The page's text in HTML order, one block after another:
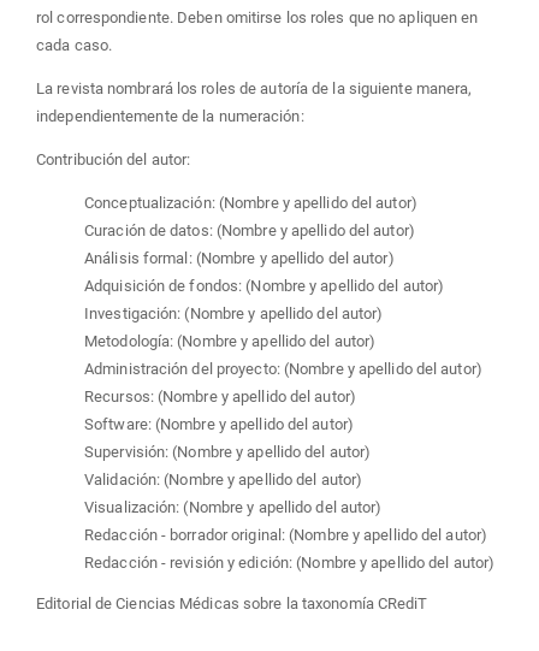
rol correspondiente. Deben omitirse los roles que no apliquen en
cada caso.
La revista nombrará los roles de autoría de la siguiente manera,
independientemente de la numeración:
Contribución del autor:
Conceptualización: (Nombre y apellido del autor)
Curación de datos: (Nombre y apellido del autor)
Análisis formal: (Nombre y apellido del autor)
Adquisición de fondos: (Nombre y apellido del autor)
Investigación: (Nombre y apellido del autor)
Metodología: (Nombre y apellido del autor)
Administración del proyecto: (Nombre y apellido del autor)
Recursos: (Nombre y apellido del autor)
Software: (Nombre y apellido del autor)
Supervisión: (Nombre y apellido del autor)
Validación: (Nombre y apellido del autor)
Visualización: (Nombre y apellido del autor)
Redacción - borrador original: (Nombre y apellido del autor)
Redacción - revisión y edición: (Nombre y apellido del autor)
Editorial de Ciencias Médicas sobre la taxonomía CRediT